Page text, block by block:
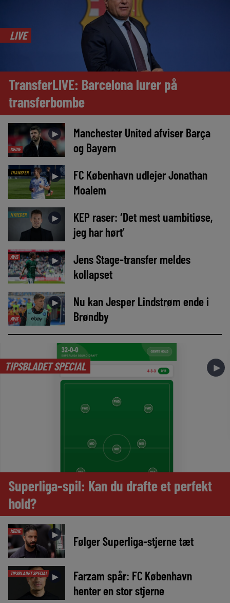
LIVE
TransferLIVE: Barcelona lurer på
transferbombe
MEDIE
►
Manchester United afviser Barça
og Bayern
TRANSFER ►
FC København udlejer Jonathan
Moalem
NYHEDER ►
KEP raser: ‘Det mest uambitiøse,
jeg har hørt’
AVIS ►
Jens Stage-transfer meldes
kollapset
AVIS
►
Nu kan Jesper Lindstrøm ende i
Brøndby
TIPSBLADET SPECIAL ►
Superliga-spil: Kan du drafte et perfekt
hold?
MEDIE ► Følger Superliga-stjerne tæt
TIPSBLADET SPECIAL ►
Farzam spår: FC København
henter en stor stjerne